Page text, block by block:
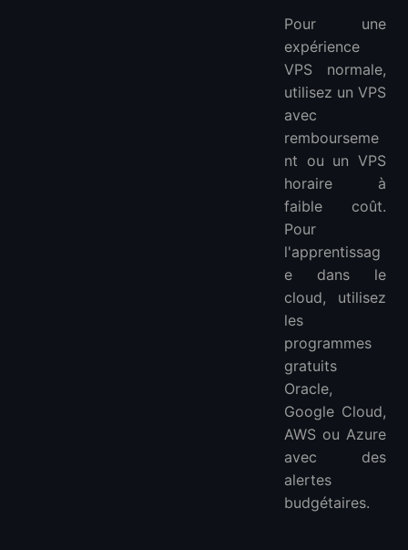
Pour une
expérience
VPS normale,
utilisez un VPS
avec
rembourseme
nt ou un VPS
horaire à
faible coût.
Pour
l'apprentissag
e dans le
cloud, utilisez
les
programmes
gratuits
Oracle,
Google Cloud,
AWS ou Azure
avec des
alertes
budgétaires.